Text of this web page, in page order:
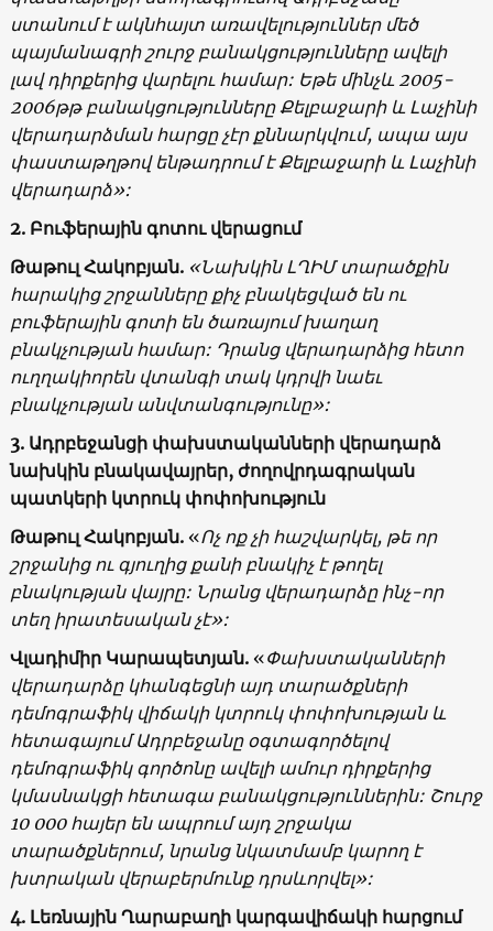
ստանում է ակնհայտ առավելություններ մեծ
պայմանագրի շուրջ բանակցությունները ավելի
լավ դիրքերից վարելու համար: Եթե մինչև 2005-
2006թթ բանակցությունները Քելբաջարի և Լաչինի
վերադարձման հարցը չէր քննարկվում, ապա այս
փաստաթղթով ենթադրում է Քելբաջարի և Լաչինի
վերադարձ»:
2. Բուֆերային գոտու վերացում
Թաթուլ Հակոբյան. «Նախկին ԼՂԻՄ տարածքին
հարակից շրջանները քիչ բնակեցված են ու
բուֆերային գոտի են ծառայում խաղաղ
բնակչության համար: Դրանց վերադարձից հետո
ուղղակիորեն վտանգի տակ կդրվի նաեւ
բնակչության անվտանգությունը»:
3. Ադրբեջանցի փախստականների վերադարձ
նախկին բնակավայրեր, ժողովրդագրական
պատկերի կտրուկ փոփոխություն
Թաթուլ Հակոբյան.«Ոչ ոք չի հաշվարկել, թե որ
շրջանից ու գյուղից քանի բնակիչ է թողել
բնակության վայրը: Նրանց վերադարձը ինչ-որ
տեղ իրատեսական չէ»:
Վլադիմիր Կարապետյան.«Փախստականների
վերադարձը կհանգեցնի այդ տարածքների
դեմոգրաֆիկ վիճակի կտրուկ փոփոխության և
հետագայում Ադրբեջանը օգտագործելով
դեմոգրաֆիկ գործոնը ավելի ամուր դիրքերից
կմասնակցի հետագա բանակցություններին: Շուրջ
10 000 հայեր են ապրում այդ շրջակա
տարածքներում, նրանց նկատմամբ կարող է
խտրական վերաբերմունք դրսևորվել»:
4. Լեռնային Ղարաբաղի կարգավիճակի հարցում